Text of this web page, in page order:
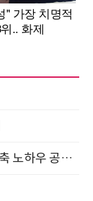
"AI 핀옵스 시스템과 토큰 관리시스템 구축 노하우 공개" 잠실 한국광고문화회관 2층 대회의실 (8/21)